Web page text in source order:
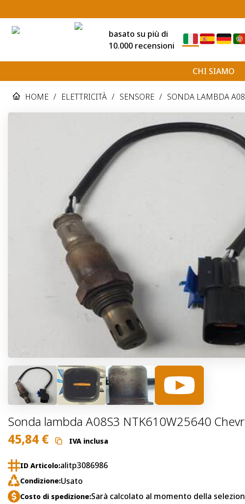
basato su più di
10.000 recensioni
CHI SIAMO
HOME / ELETTRICITÀ / SENSORE / SONDA LAMBDA
Sonda lambda A08S3 NTK610W25640
45,84 € IVA inclusa
ID Articolo:alitp3086986
Condizione:Usato
Costo di spedizione:Sarà calcolato al momento della